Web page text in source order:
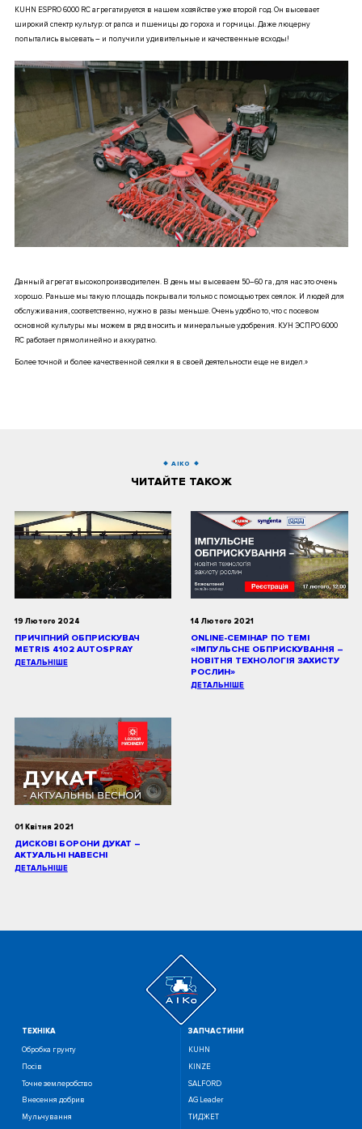
KUHN ESPRO 6000 RC агрегатируется в нашем хозяйстве уже второй год. Он высевает
широкий спектр культур: от рапса и пшеницы до гороха и горчицы. Даже люцерну
попытались высевать – и получили удивительные и качественные всходы!
Данный агрегат высокопроизводителен. В день мы высеваем 50–60 га, для нас это очень
хорошо. Раньше мы такую площадь покрывали только с помощью трех сеялок. И людей для
обслуживания, соответственно, нужно в разы меньше. Очень удобно то, что с посевом
основной культуры мы можем в ряд вносить и минеральные удобрения. КУН ЭСПРО 6000
RC работает прямолинейно и аккуратно.
Более точной и более качественной сеялки я в своей деятельности еще не видел.»
AIKO
ЧИТАЙТЕ ТАКОЖ
19 Лютого 2024
ПРИЧІПНИЙ ОБПРИСКУВАЧ
METRIS 4102 AUTOSPRAY
ДЕТАЛЬНІШЕ
14 Лютого 2021
ONLINE-СЕМІНАР ПО ТЕМІ
«ІМПУЛЬСНЕ ОБПРИСКУВАННЯ –
НОВІТНЯ ТЕХНОЛОГІЯ ЗАХИСТУ
РОСЛИН»
ДЕТАЛЬНІШЕ
01 Квітня 2021
ДИСКОВІ БОРОНИ ДУКАТ –
АКТУАЛЬНІ НАВЕСНІ
ДЕТАЛЬНІШЕ
ТЕХНIКА
Обробка грунту
Посiв
Точне землеробство
Внесення добрив
Мульчування
ЗАПЧАСТИНИ
KUHN
KINZE
SALFORD
AG Leader
ТИДЖЕТ